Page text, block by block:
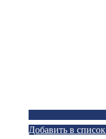
Добавить в